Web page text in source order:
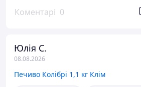
Коментарі 0
Юлія С.
08.08.2026
Печиво Колібрі 1,1 кг Клім